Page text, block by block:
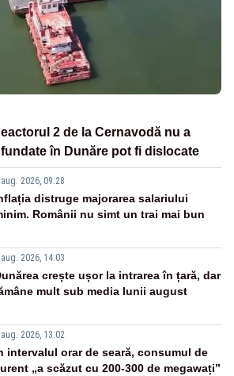
2 de la Cernavodă nu a
în Dunăre pot fi dislocate
2026, 09:28
distruge majorarea salariului
Românii nu simt un trai mai bun
2026, 14:03
crește ușor la intrarea în țară, dar
mult sub media lunii august
2026, 13:02
intervalul orar de seară, consumul de
„a scăzut cu 200-300 de megawați”